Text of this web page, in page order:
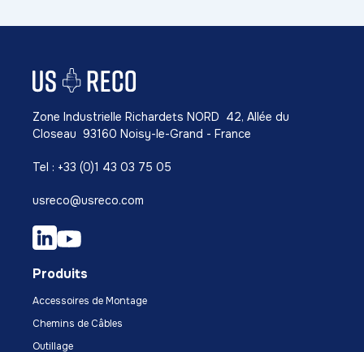
Zone Industrielle Richardets NORD 42, Allée du
Closeau 93160 Noisy-le-Grand - France
Tel : +33 (0)1 43 03 75 05
usreco@usreco.com
Produits
Accessoires de Montage
Chemins de Câbles
Outillage